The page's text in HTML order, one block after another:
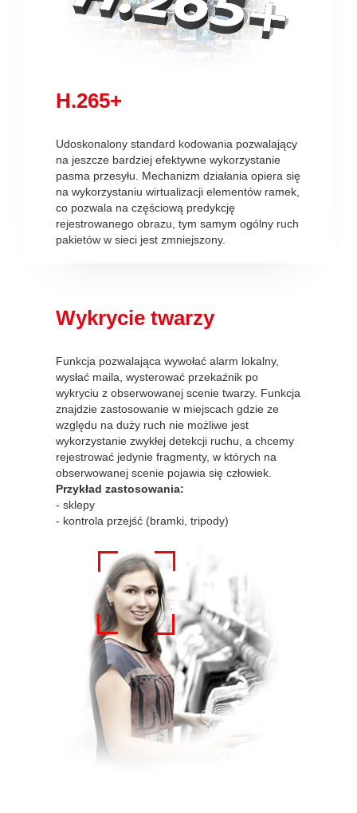
H.265+
Udoskonalony standard kodowania pozwalający
na jeszcze bardziej efektywne wykorzystanie
pasma przesyłu. Mechanizm działania opiera się
na wykorzystaniu wirtualizacji elementów ramek,
co pozwala na częściową predykcję
rejestrowanego obrazu, tym samym ogólny ruch
pakietów w sieci jest zmniejszony.
Wykrycie twarzy
Funkcja pozwalająca wywołać alarm lokalny,
wysłać maila, wysterować przekaźnik po
wykryciu z obserwowanej scenie twarzy. Funkcja
znajdzie zastosowanie w miejscach gdzie ze
względu na duży ruch nie możliwe jest
wykorzystanie zwykłej detekcji ruchu, a chcemy
rejestrować jedynie fragmenty, w których na
obserwowanej scenie pojawia się człowiek.
Przykład zastosowania:
- sklepy
- kontrola przejść (bramki, tripody)